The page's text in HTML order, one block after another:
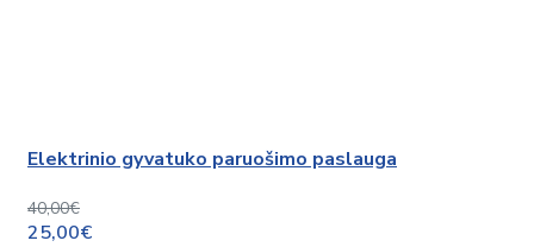
Elektrinio gyvatuko paruošimo paslauga
40,00€
25,00€